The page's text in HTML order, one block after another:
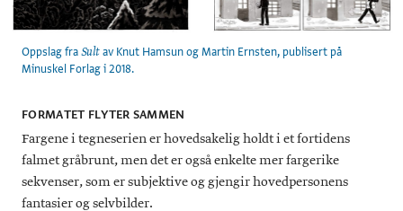
Oppslag fra Sult av Knut Hamsun og Martin Ernsten, publisert på
Minuskel Forlag i 2018.
FORMATET FLYTER SAMMEN
Fargene i tegneserien er hovedsakelig holdt i et fortidens
falmet gråbrunt, men det er også enkelte mer fargerike
sekvenser, som er subjektive og gjengir hovedpersonens
fantasier og selvbilder.